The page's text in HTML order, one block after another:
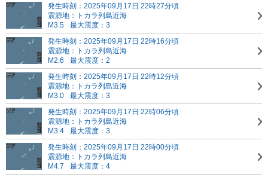
発生時刻：2025年09月17日 22時27分頃
震源地：トカラ列島近海
M3.5
最大震度：3
発生時刻：2025年09月17日 22時16分頃
震源地：トカラ列島近海
M2.6
最大震度：2
発生時刻：2025年09月17日 22時12分頃
震源地：トカラ列島近海
M3.0
最大震度：3
発生時刻：2025年09月17日 22時06分頃
震源地：トカラ列島近海
M3.4
最大震度：3
発生時刻：2025年09月17日 22時00分頃
震源地：トカラ列島近海
M4.7
最大震度：4